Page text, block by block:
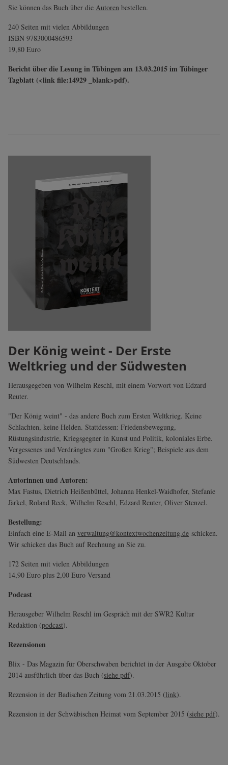
Sie können das Buch über die Autoren bestellen.
240 Seiten mit vielen Abbildungen
ISBN 9783000486593
19,80 Euro
Bericht über die Lesung in Tübingen am 13.03.2015 im Tübinger
Tagblatt (<link file:14929 _blank>pdf).
Der König weint - Der Erste
Weltkrieg und der Südwesten
Herausgegeben von Wilhelm Reschl, mit einem Vorwort von Edzard
Reuter.
"Der König weint" - das andere Buch zum Ersten Weltkrieg. Keine
Schlachten, keine Helden. Stattdessen: Friedensbewegung,
Rüstungsindustrie, Kriegsgegner in Kunst und Politik, koloniales Erbe.
Vergessenes und Verdrängtes zum "Großen Krieg"; Beispiele aus dem
Südwesten Deutschlands.
Autorinnen und Autoren:
Max Fastus, Dietrich Heißenbüttel, Johanna Henkel-Waidhofer, Stefanie
Järkel, Roland Reck, Wilhelm Reschl, Edzard Reuter, Oliver Stenzel.
Bestellung:
Einfach eine E-Mail an verwaltung@kontextwochenzeitung.de schicken.
Wir schicken das Buch auf Rechnung an Sie zu.
172 Seiten mit vielen Abbildungen
14,90 Euro plus 2,00 Euro Versand
Podcast
Herausgeber Wilhelm Reschl im Gespräch mit der SWR2 Kultur
Redaktion (podcast).
Rezensionen
Blix - Das Magazin für Oberschwaben berichtet in der Ausgabe Oktober
2014 ausführlich über das Buch (siehe pdf).
Rezension in der Badischen Zeitung vom 21.03.2015 (link).
Rezension in der Schwäbischen Heimat vom September 2015 (siehe pdf).